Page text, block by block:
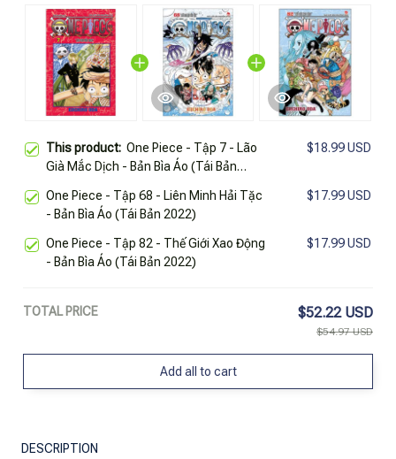
This product: One Piece - Tập 7 - Lão
Già Mắc Dịch - Bản Bìa Áo (Tái Bản
$18.99 USD
One Piece - Tập 68 - Liên Minh Hải Tặc
- Bản Bìa Áo (Tái Bản 2022)
$17.99 USD
One Piece - Tập 82 - Thế Giới Xao Động
- Bản Bìa Áo (Tái Bản 2022)
$17.99 USD
TOTAL PRICE $52.22 USD
$54.97 USD
Add all to cart
DESCRIPTION